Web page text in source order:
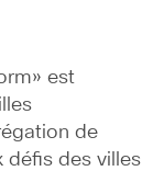
est
de
défis des villes